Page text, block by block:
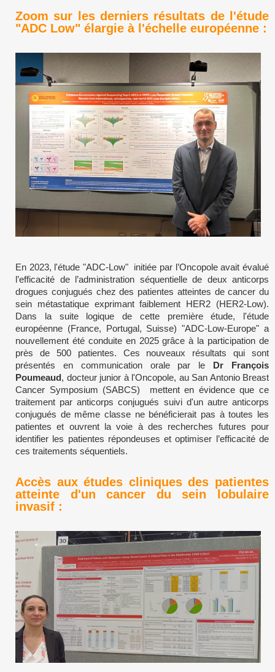
Zoom sur les derniers résultats de l'étude
"ADC Low" élargie à l'échelle européenne :
En 2023, l'étude "ADC-Low" initiée par l’Oncopole avait évalué
l’efficacité de l’administration séquentielle de deux anticorps
drogues conjugués chez des patientes atteintes de cancer du
sein métastatique exprimant faiblement HER2 (HER2-Low).
Dans la suite logique de cette première étude, l'étude
européenne (France, Portugal, Suisse) "ADC-Low-Europe" a
nouvellement été conduite en 2025 grâce à la participation de
près de 500 patientes. Ces nouveaux résultats qui sont
présentés en communication orale par le Dr François
Poumeaud, docteur junior à l'Oncopole, au San Antonio Breast
Cancer Symposium (SABCS) mettent en évidence que ce
traitement par anticorps conjugués suivi d'un autre anticorps
conjugués de même classe ne bénéficierait pas à toutes les
patientes et ouvrent la voie à des recherches futures pour
identifier les patientes répondeuses et optimiser l’efficacité de
ces traitements séquentiels.
Accès aux études cliniques des patientes
atteinte d'un cancer du sein lobulaire
invasif :